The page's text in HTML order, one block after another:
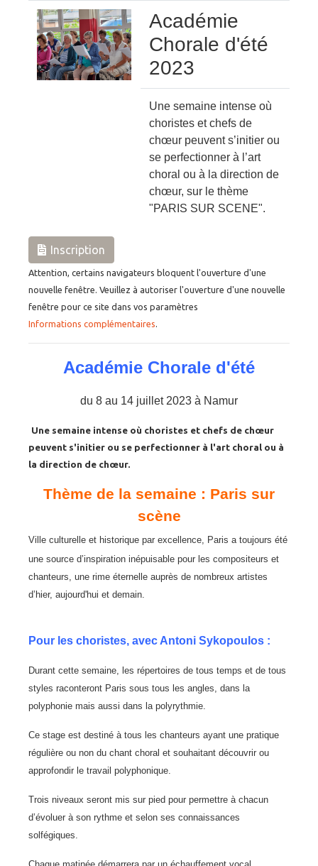
Académie
Chorale d'été
2023
Une semaine intense où
choristes et chefs de
chœur peuvent s’initier ou
se perfectionner à l’art
choral ou à la direction de
chœur, sur le thème
"PARIS SUR SCENE".
Inscription
Attention, certains navigateurs bloquent l'ouverture d'une
nouvelle fenêtre. Veuillez à autoriser l'ouverture d'une nouvelle
fenêtre pour ce site dans vos paramètres
Informations complémentaires.
Académie Chorale d'été
du 8 au 14 juillet 2023 à Namur
Une semaine intense où choristes et chefs de chœur
peuvent s'initier ou se perfectionner à l'art choral ou à
la direction de chœur.
Thème de la semaine : Paris sur
scène
Ville culturelle et historique par excellence, Paris a toujours été
une source d’inspiration inépuisable pour les compositeurs et
chanteurs, une rime éternelle auprès de nombreux artistes
d’hier, aujourd'hui et demain.
Pour les choristes, avec Antoni Sykopoulos :
Durant cette semaine, les répertoires de tous temps et de tous
styles raconteront Paris sous tous les angles, dans la
polyphonie mais aussi dans la polyrythmie.
Ce stage est destiné à tous les chanteurs ayant une pratique
régulière ou non du chant choral et souhaitant découvrir ou
approfondir le travail polyphonique.
Trois niveaux seront mis sur pied pour permettre à chacun
d’évoluer à son rythme et selon ses connaissances
solfégiques.